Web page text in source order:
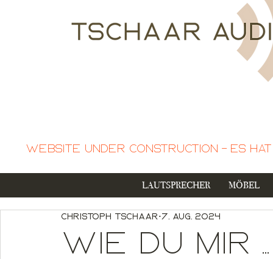
Website Under Construction – Es
LAUTSPRECHER MÖBEL
Wie Du mir ...
Christoph Tschaar 7. Aug. 2024